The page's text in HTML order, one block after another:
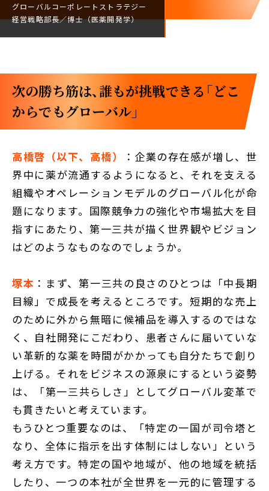
グローバルコーポレート ストラテジー
経営戦略部長／博士（医薬開発学）
次の勝ち筋は、誰もが挑戦できる「どこ
からでもグローバル」
高橋啓（以下、高橋）
：企業の存在感が増し、世
界中に薬が流通するようになると、それを支える
組織やオペレーションモデルのグローバル化が命
題になります。国際競争力の強化や市場拡大を目
指すにあたり、第一三共が描く世界観やビジョン
はどのようなものなのでしょうか。
塚本 ：まず、第一三共の良さのひとつは「中長期
目線」で成長を考えるところです。短期的な売上
のために外から無暗に候補品を導入するのではな
く、自社開発にこだわり、患者さんに届いていな
い革新的な薬を時間がかかっても自分たちで創り
上げる。それをビジネスの源泉にするという姿勢
は、「第一三共らしさ」としてグローバル変革で
も貫きたいと考えています。
もうひとつ重要なのは、「特定の一国が司令塔と
なり、全体に指示を出す体制にはしない」という
考え方です。特定の国や地域が、他の地域を統括
したり、一つの本社が全世界を一元的に管理する